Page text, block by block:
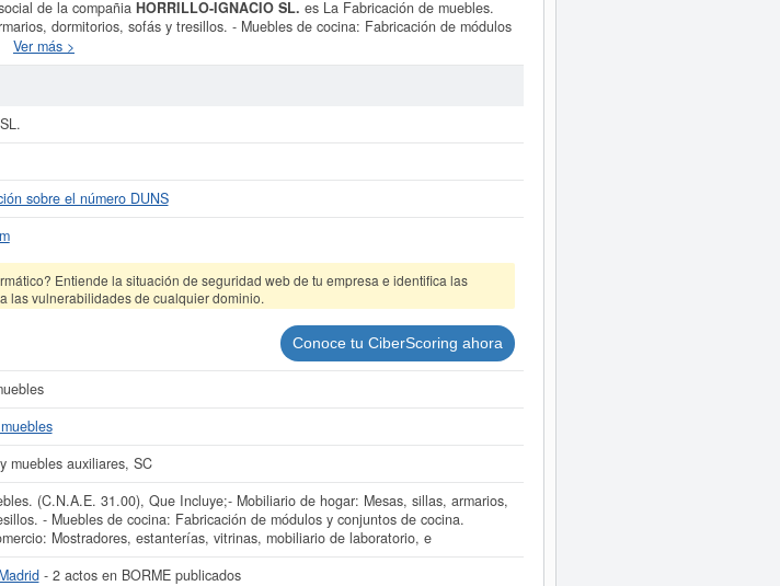
de la compañia HORRILLO-IGNACIO SL. es La Fabricación de muebles.
dormitorios, sofás y tresillos. - Muebles de cocina: Fabricación de módulos
vitrinas, mobiliario de laboratorio, e y fue creada el día 08/05/2026. La
número deHORRILLO-IGNACIO SL.en la clasificación del SIC es el 25990000.
07/2026. Consulte en esta página las subvenciones que esta empresa y las
alta en la provincia Madrid del Registro Mercantil.
IGNACIO SL. puede
de empresa se ha realizado el 26/06/2026.
Ver más >
sobre el número DUNS
Entiende la situación de seguridad web de tu empresa e identifica las
las vulnerabilidades de cualquier dominio.
Conoce tu CiberScoring ahora
muebles auxiliares, SC
(C.N.A.E. 31.00), Que Incluye;- Mobiliario de hogar: Mesas, sillas, armarios,
- Muebles de cocina: Fabricación de módulos y conjuntos de cocina.
Mostradores, estanterías, vitrinas, mobiliario de laboratorio, e
- 2 actos en BORME publicados